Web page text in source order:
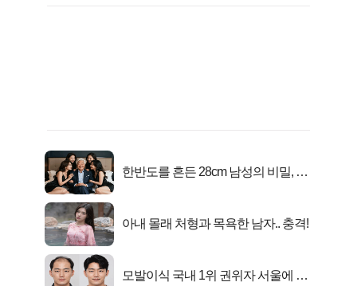
한반도를 흔든 28cm 남성의 비밀, 매
아내 몰래 처형과 목욕한 남자.. 충격!
모발이식 국내 1위 권위자 서울에 있